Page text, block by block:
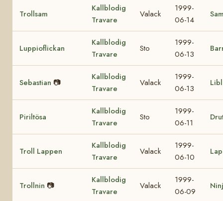
Trollsam
Kallblodig
Travare
Valack
1999-
06-14
Luppioflickan
Kallblodig
Travare
Sto
1999-
06-13
Sebastian 📷
Kallblodig
Travare
Valack
1999-
06-13
Piriltösa
Kallblodig
Travare
Sto
1999-
06-11
Troll Lappen
Kallblodig
Travare
Valack
1999-
06-10
Trollnin 📷
Kallblodig
Travare
Valack
1999-
06-09